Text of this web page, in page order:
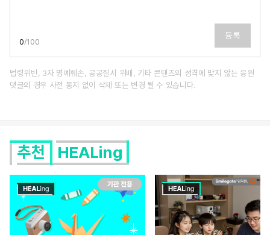
0/100
등록
법령위반, 3자 명예훼손, 공공질서 위배, 기타 콘텐츠의 성격에 맞지 않는 응원
댓글의 경우 사전 통지 없이 삭제 또는 변경 될 수 있습니다.
추천 HEALing